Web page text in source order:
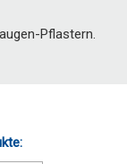
Pflastern.